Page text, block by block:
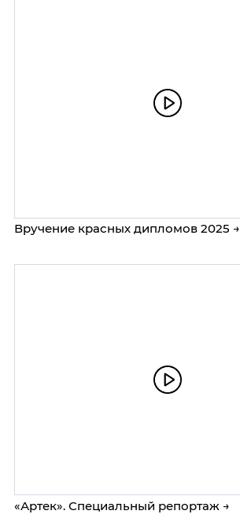
Вручение красных дипломов 2025 →
«Артек». Специальный репортаж →